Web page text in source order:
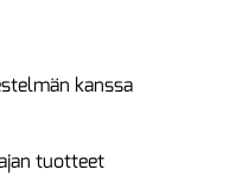
kanssa
tuotteet